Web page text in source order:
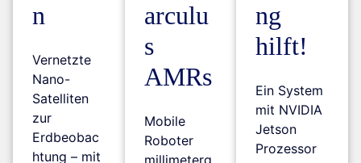
n
Vernetzte
Nano-
Satelliten
zur
Erdbeobac
htung – mit
arculu
s
AMRs
Mobile
Roboter
ng
hilft!
Ein System
mit NVIDIA
Jetson
Prozessor